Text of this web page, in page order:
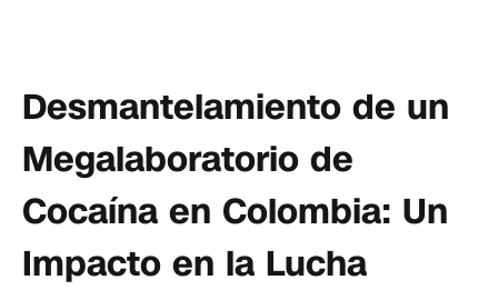
Desmantelamiento de un
Megalaboratorio de
Cocaína en Colombia: Un
Impacto en la Lucha